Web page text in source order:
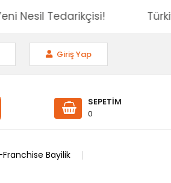
Yeni Nesil Tedarikçisi!
Giriş Yap
SEPETİM
0
Franchise Bayilik